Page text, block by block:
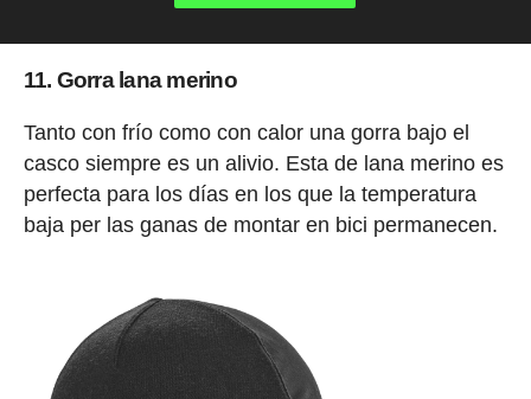
11. Gorra lana merino
Tanto con frío como con calor una gorra bajo el
casco siempre es un alivio. Esta de lana merino es
perfecta para los días en los que la temperatura
baja per las ganas de montar en bici permanecen.